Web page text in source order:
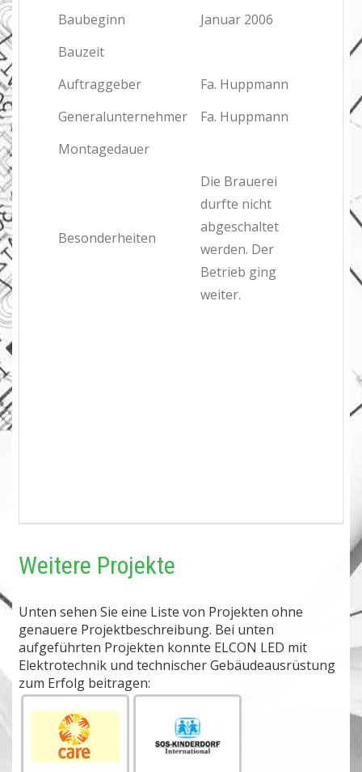
Baubeginn
Januar 2006
Bauzeit
Auftraggeber
Fa. Huppmann
Generalunternehmer
Fa. Huppmann
Montagedauer
Besonderheiten
Die Brauerei
durfte nicht
abgeschaltet
werden. Der
Betrieb ging
weiter.
Weitere Projekte
Unten sehen Sie eine Liste von Projekten ohne
genauere Projektbeschreibung. Bei unten
aufgeführten Projekten konnte ELCON LED mit
Elektrotechnik und technischer Gebäudeausrüstung
zum Erfolg beitragen: